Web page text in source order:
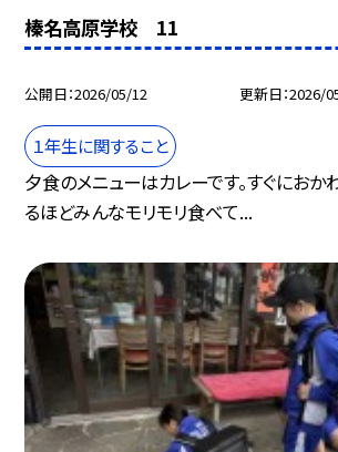
榛名高原学校 11
公開日 2026/05/12 更新日 2026/
１年生に関すること
夕食のメニューはカレーです。すぐにおか
るほどみんなモリモリ食べて...